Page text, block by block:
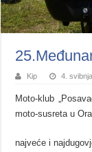
Kip 4.
Moto-klub
moto-susreta u
najveće i